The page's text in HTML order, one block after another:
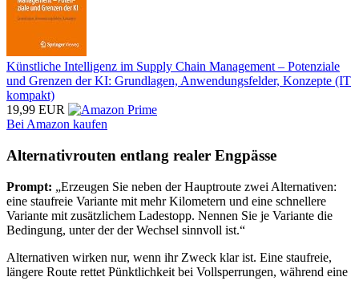
Künstliche Intelligenz im Supply Chain Management – Potenziale
und Grenzen der KI: Grundlagen, Anwendungsfelder, Konzepte (IT
kompakt)
19,99 EUR
Bei Amazon kaufen
Alternativrouten entlang realer Engpässe
Prompt: „Erzeugen Sie neben der Hauptroute zwei Alternativen:
eine staufreie Variante mit mehr Kilometern und eine schnellere
Variante mit zusätzlichem Ladestopp. Nennen Sie je Variante die
Bedingung, unter der der Wechsel sinnvoll ist.“
Alternativen wirken nur, wenn ihr Zweck klar ist. Eine staufreie,
längere Route rettet Pünktlichkeit bei Vollsperrungen, während eine